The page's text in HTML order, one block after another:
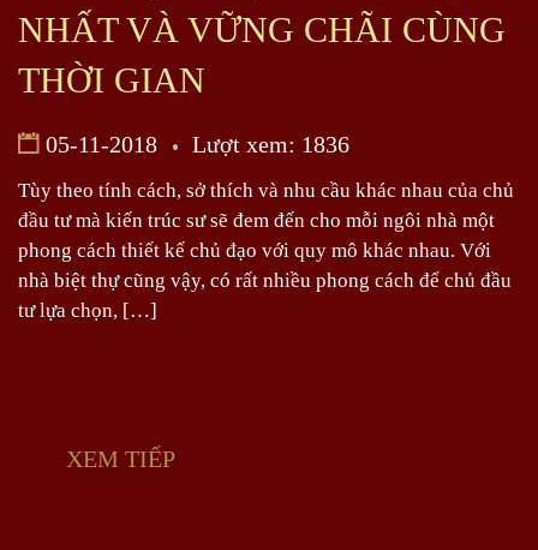
NHẤT VÀ VỮNG CHÃI CÙNG
THỜI GIAN
05-11-2018 Lượt xem: 1836
Tùy theo tính cách, sở thích và nhu cầu khác nhau của chủ
đầu tư mà kiến trúc sư sẽ đem đến cho mỗi ngôi nhà một
phong cách thiết kế chủ đạo với quy mô khác nhau. Với
nhà biệt thự cũng vậy, có rất nhiều phong cách để chủ đầu
tư lựa chọn, […]
XEM TIẾP